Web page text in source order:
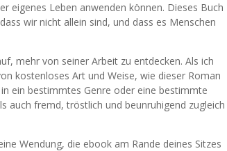
eigenes Leben anwenden können. Dieses Buch
wir nicht allein sind, und dass es Menschen
mehr von seiner Arbeit zu entdecken. Als ich
kostenloses Art und Weise, wie dieser Roman
ein bestimmtes Genre oder eine bestimmte
auch fremd, tröstlich und beunruhigend zugleich
Wendung, die ebook am Rande deines Sitzes